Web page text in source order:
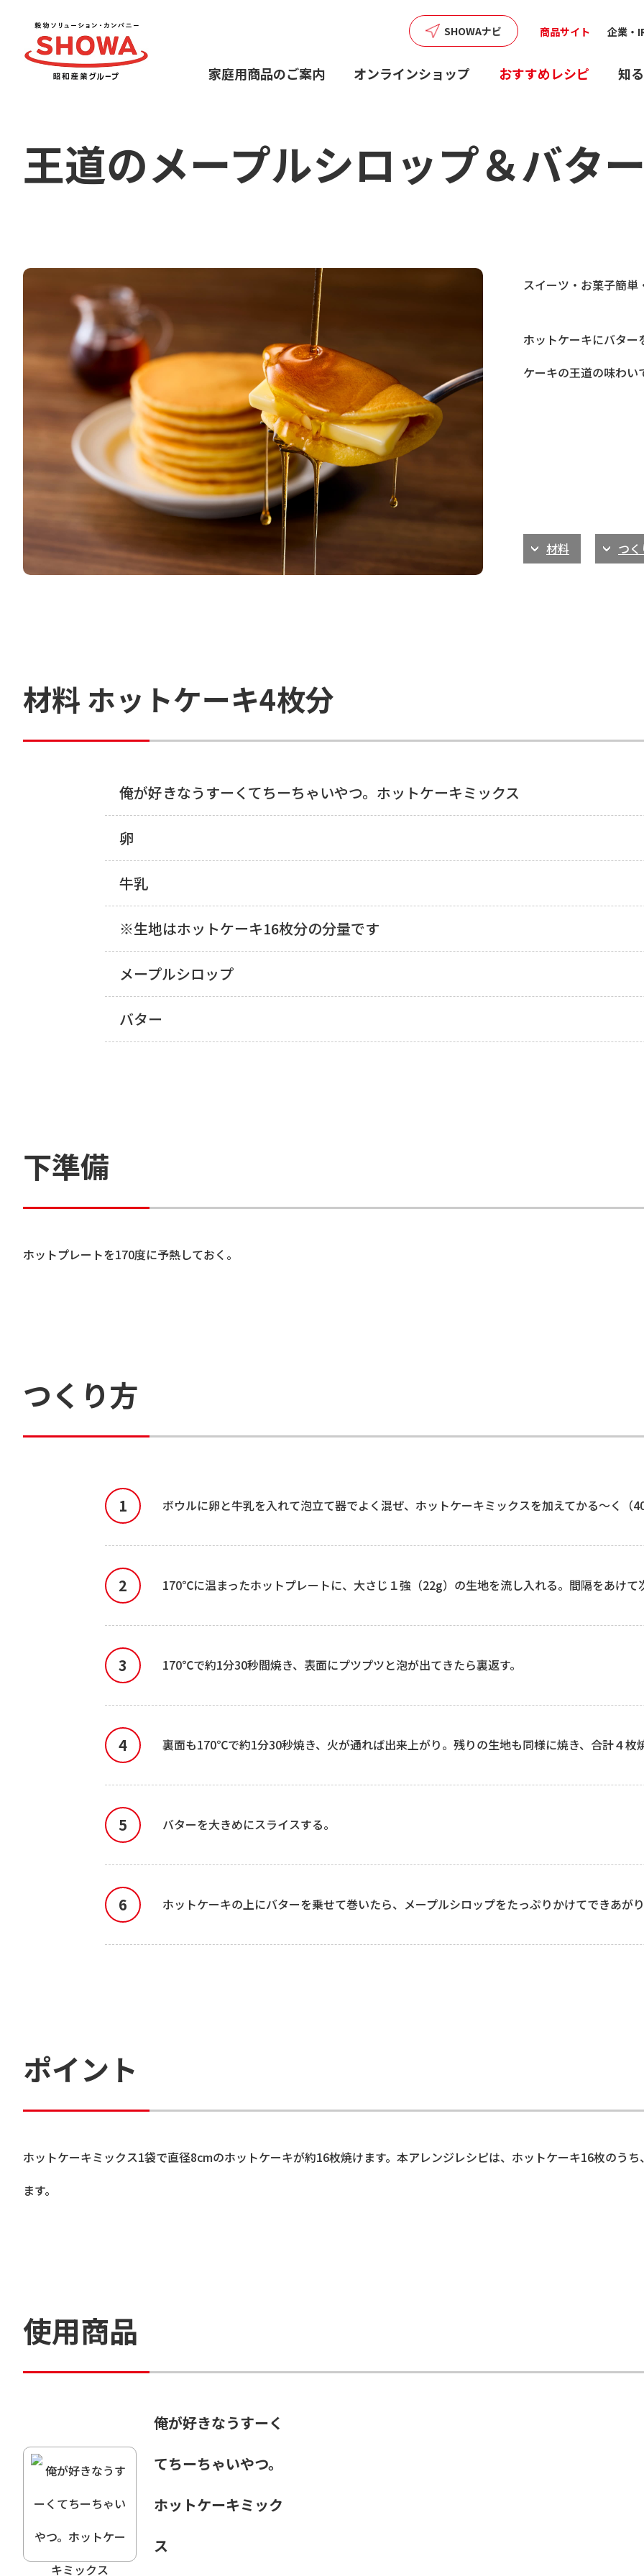
SHOWAナビ 商品サイト 企業・
家庭用商品のご案内 オンラインショップ おすすめレシピ 知
王道のメープルシロップ＆バタ
スイーツ・お菓子簡単
ホットケーキにバター
ケーキの王道の味わい
材料 つ
材料 ホットケーキ4枚分
俺が好きなうすーくてちーちゃいやつ。ホットケーキミックス
卵
牛乳
※生地はホットケーキ16枚分の分量です
メープルシロップ
バター
下準備
ホットプレートを170度に予熱しておく。
つくり方
ボウルに卵と牛乳を入れて泡立て器でよく混ぜ、ホットケーキミックスを加えてかる～く（
170℃に温まったホットプレートに、大さじ１強（22g）の生地を流し入れる。間隔をあけて
170℃で約1分30秒間焼き、表面にプツプツと泡が出てきたら裏返す。
裏面も170℃で約1分30秒焼き、火が通れば出来上がり。残りの生地も同様に焼き、合計４枚
バターを大きめにスライスする。
ホットケーキの上にバターを乗せて巻いたら、メープルシロップをたっぷりかけてできあがり
ポイント
ホットケーキミックス1袋で直径8cmのホットケーキが約16枚焼けます。本アレンジレシピは、ホットケーキ16枚のう
ます。
使用商品
俺が好きなうすーく
てちーちゃいやつ。
ホットケーキミック
ス